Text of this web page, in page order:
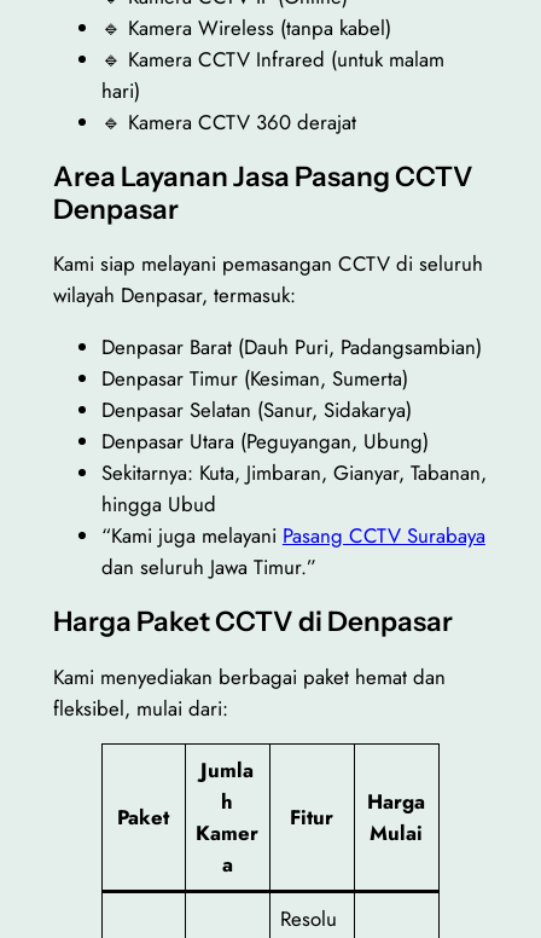
🔹 Kamera Wireless (tanpa kabel)
🔹 Kamera CCTV Infrared (untuk malam
hari)
🔹 Kamera CCTV 360 derajat
Area Layanan Jasa Pasang CCTV
Denpasar
Kami siap melayani pemasangan CCTV di seluruh
wilayah Denpasar, termasuk:
Denpasar Barat (Dauh Puri, Padangsambian)
Denpasar Timur (Kesiman, Sumerta)
Denpasar Selatan (Sanur, Sidakarya)
Denpasar Utara (Peguyangan, Ubung)
Sekitarnya: Kuta, Jimbaran, Gianyar, Tabanan,
hingga Ubud
“Kami juga melayani Pasang CCTV Surabaya
dan seluruh Jawa Timur.”
Harga Paket CCTV di Denpasar
Kami menyediakan berbagai paket hemat dan
fleksibel, mulai dari:
Paket
Jumla
h
Kamer
a
Fitur
Harga
Mulai
Resolu